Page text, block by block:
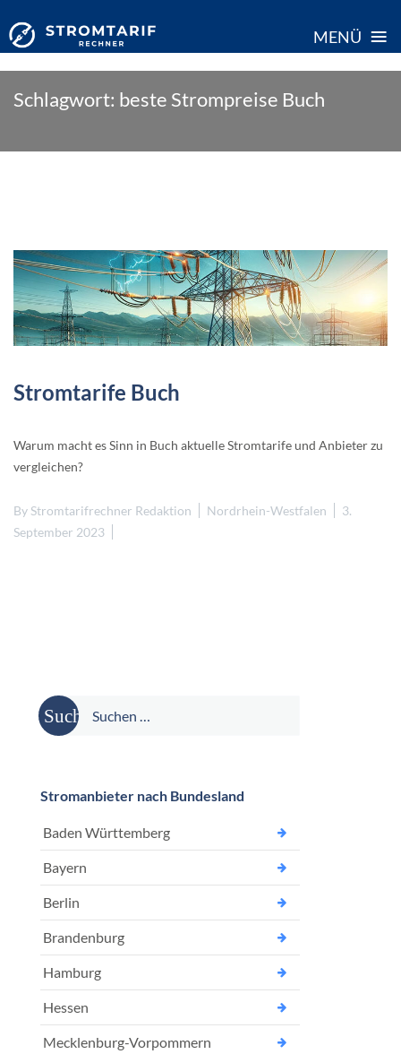
MENÜ ≡
Schlagwort: beste Strompreise Buch
Stromtarife Buch
Warum macht es Sinn in Buch aktuelle Stromtarife und Anbieter zu
vergleichen?
By Stromtarifrechner Redaktion Nordrhein-Westfalen
3.
September 2023
Suche
nach:
Stromanbieter nach Bundesland
Baden Württemberg
Bayern
Berlin
Brandenburg
Hamburg
Hessen
Mecklenburg-Vorpommern